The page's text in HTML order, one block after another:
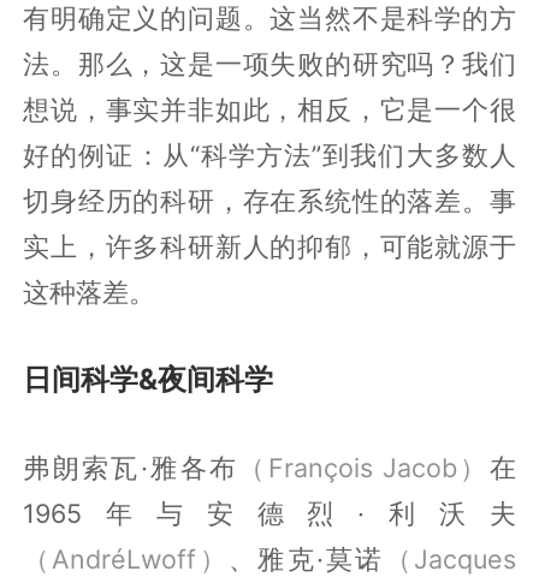
有明确定义的问题。这当然不是科学的方
法。那么，这是一项失败的研究吗？我们
想说，事实并非如此，相反，它是一个很
好的例证：从“科学方法”到我们大多数人
切身经历的科研，存在系统性的落差。事
实上，许多科研新人的抑郁，可能就源于
这种落差。
日间科学&夜间科学
弗朗索瓦·雅各布 （François Jacob） 在
1965年与安德烈·利沃夫
（AndréLwoff） 、雅克·莫诺
（Jacques